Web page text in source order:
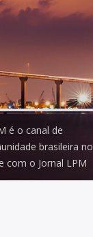
é o canal de
brasileira no
com o Jornal LPM